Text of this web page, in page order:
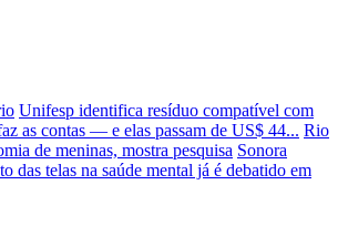
Unifesp identifica resíduo compatível com
as contas — e elas passam de US$ 44... Rio
de meninas, mostra pesquisa Sonora
das telas na saúde mental já é debatido em